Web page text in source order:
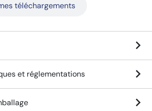
téléchargements
et réglementations